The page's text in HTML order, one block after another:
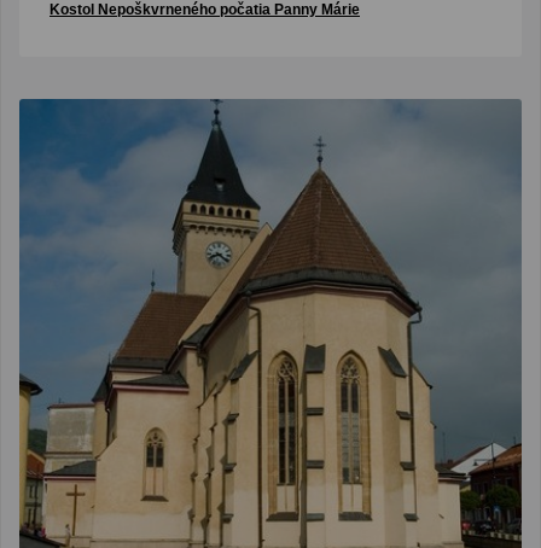
Kostol Nepoškvrneného počatia Panny Márie